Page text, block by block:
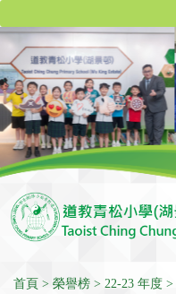
首頁 榮譽榜 22-23 年度